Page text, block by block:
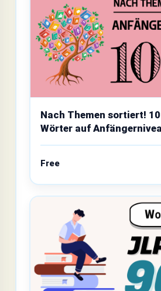
Nach Themen sortiert!
Wörter auf
Free